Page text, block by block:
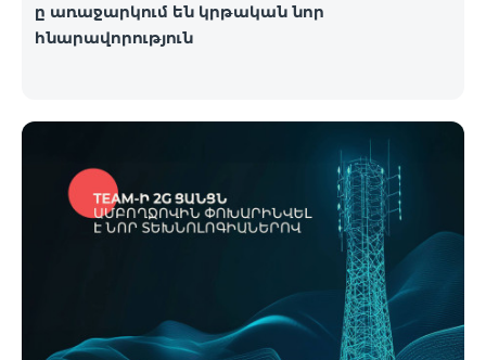
ը առաջարկում են կրթական նոր
հնարավորություն